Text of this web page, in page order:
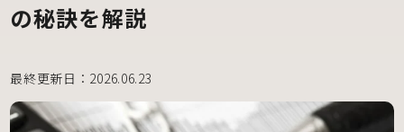
の秘訣を解説
最終更新日：2026.06.23